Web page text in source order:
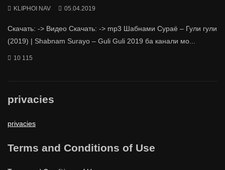
KLIPHOI NAV 05.04.2019
Скачать: -> Видео Скачать: -> mp3 Шабнами Сураё – Гули гули
(2019) | Shabnam Surayo – Guli Guli 2019 ба канали мо...
10 115
privacies
privacies
Terms and Conditions of Use